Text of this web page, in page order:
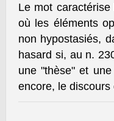
Le mot
où les éléments
non hypostasiés,
hasard si, au n.
une "thèse" et
encore, le